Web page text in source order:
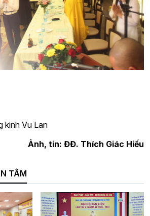
kinh Vu Lan
Ảnh, tin: ĐĐ. Thích Giác Hiếu
TÂM